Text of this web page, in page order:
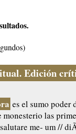
Edición
es el sumo poder
monesterio las
me- um //